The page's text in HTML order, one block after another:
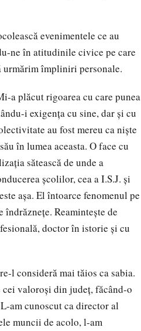
evenimentele ce au
ne în atitudinile civice pe care
urmărim împliniri personale.
a plăcut rigoarea cu care punea
i exigenţa cu sine, dar şi cu
au fost mereu ca nişte
în lumea aceasta. O face cu
sătească de unde a
şcolilor, cea a I.S.J. şi
aşa. El întoarce fenomenul pe
Reaminteşte de
doctor în istorie şi cu
l consideră mai tăios ca sabia.
cei valoroşi din judeţ, făcând-o
am cunoscut ca director al
muncii de acolo, l-am